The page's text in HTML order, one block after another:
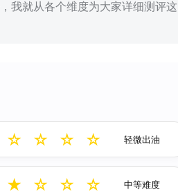
我就从各个维度为大家详细测评这
☆ ☆ ☆ ☆ 轻微出油
★ ☆ ☆ ☆ 中等难度